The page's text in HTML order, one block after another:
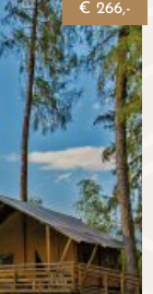
€ 266,-